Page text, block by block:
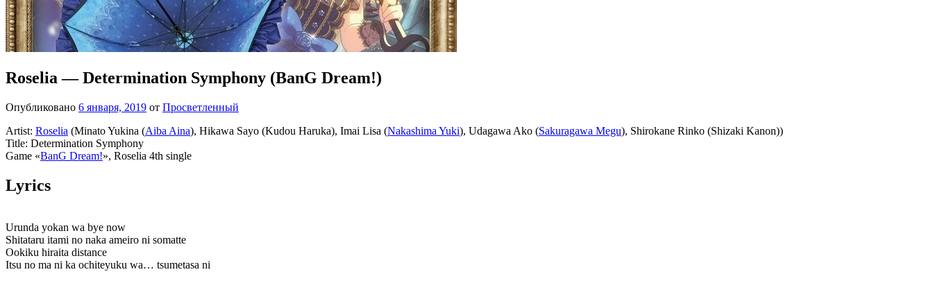
Roselia — Determination Symphony (BanG Dream!)
Опубликовано 6 января, 2019 от Просветленный
Artist: Roselia (Minato Yukina (Aiba Aina), Hikawa Sayo (Kudou Haruka), Imai Lisa (Nakashima Yuki), Udagawa Ako (Sakuragawa Megu), Shirokane Rinko (Shizaki Kanon))
Title: Determination Symphony
Game «BanG Dream!», Roselia 4th single
Lyrics
Urunda yokan wa bye now
Shitataru itami no naka ameiro ni somatte
Ookiku hiraita distance
Itsu no ma ni ka ochiteyuku wa… tsumetasa ni